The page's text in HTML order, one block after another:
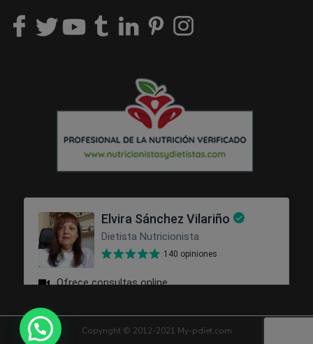
Copyright © 2012-2021 My-pdiet.com